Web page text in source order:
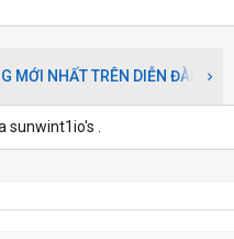
MỚI NHẤT TRÊN DIỄN ĐÀN
sunwint1io's .